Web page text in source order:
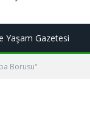
Yaşam Gazetesi
Borusu"